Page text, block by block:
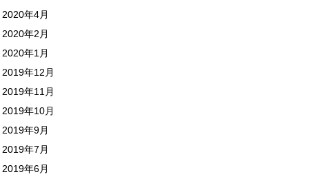
2020年4月
2020年2月
2020年1月
2019年12月
2019年11月
2019年10月
2019年9月
2019年7月
2019年6月